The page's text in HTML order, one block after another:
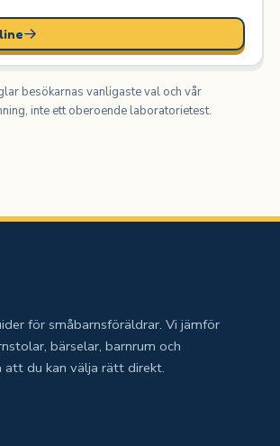
besökarnas vanligaste val och vår
inte ett oberoende laboratorietest.
för småbarnsföräldrar. Vi jämför
bärselar, barnrum och
att du kan välja rätt direkt.